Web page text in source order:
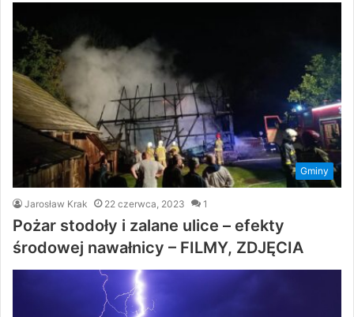
Gminy
Jarosław Krak 22 czerwca, 2023 1
Pożar stodoły i zalane ulice – efekty
środowej nawałnicy – FILMY, ZDJĘCIA